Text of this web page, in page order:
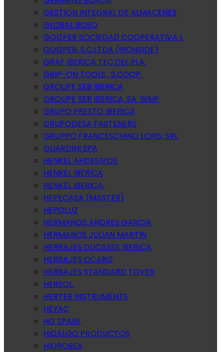
GESTION INTEGRAL DE ALMACENES
GLOBAL BOSQ
GOIZPER SOCIEDAD COOPERATIVA L
GOIZPER, S.C.LTDA (IRONSIDE)
GRAF IBERICA TEC.DEL PLA.
GRIP-ON TOOLS , S.COOP.
GROUPE SEB IBERICA
GROUPE SEB IBERICA, SA. WMF
GRUPO PRESTO IBERICA
GRUPODESA FASTENERS
GRUPPO FRANCESCHINO LORIS, SRL
GUARDINI SPA
HENKEL AHDESIVOS
HENKEL IBERICA
HENKEL IBERICA.
HEPECASA (MASTER)
HEPOLUZ
HERMANOS ANDRES GARCIA
HERMANOS JULIAN MARTIN
HERRAJES DUCASSE IBERICA
HERRAJES OCARIZ
HERRAJES STANDARD TOVER
HERSOL.
HERTER INSTRUMENTS
HEYAC
HG SPAIN.
HIDALGO PRODUCTOS
HIDROBEX